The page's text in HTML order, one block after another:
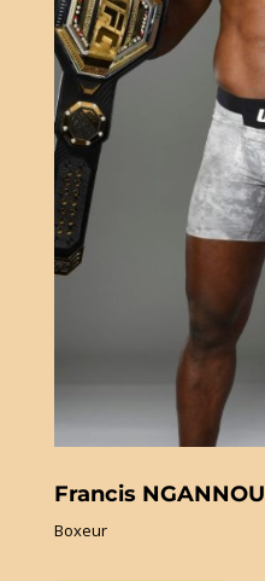
Francis NGANNOU
Boxeur